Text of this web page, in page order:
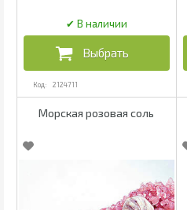
2124711
Морская розовая соль